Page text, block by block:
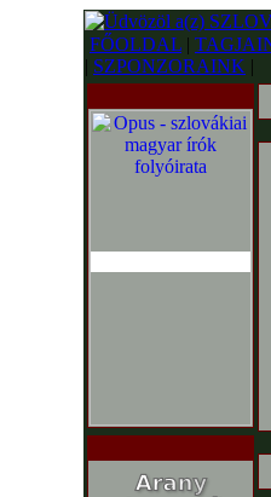
FŐOLDAL |
| SZPONZORAINK |